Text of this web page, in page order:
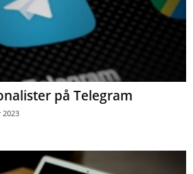
på Telegram
2023